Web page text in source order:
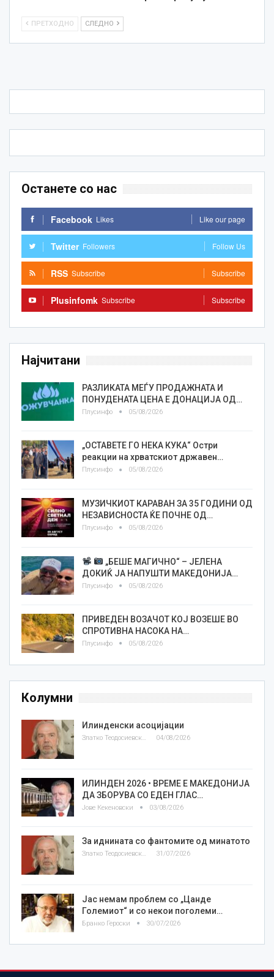
ПРЕТХОДНО СЛЕДНО
Останете со нас
Facebook Likes Like our page
Twitter Followers Follow Us
RSS Subscribe Subscribe
Plusinfomk Subscribe Subscribe
Најчитани
РАЗЛИКАТА МЕЃУ ПРОДАЖНАТА И
ПОНУДЕНАТА ЦЕНА Е ДОНАЦИЈА ОД…
Плусинфо 05/08/2026
„ОСТАВЕТЕ ГО НЕКА КУКА“ Остри
реакции на хрватскиот државен…
Плусинфо 05/08/2026
МУЗИЧКИОТ КАРАВАН ЗА 35 ГОДИНИ ОД
НЕЗАВИСНОСТА ЌЕ ПОЧНЕ ОД…
Плусинфо 05/08/2026
„БЕШЕ МАГИЧНО“ – ЈЕЛЕНА
ДОКИЌ ЈА НАПУШТИ МАКЕДОНИЈА…
Плусинфо 05/08/2026
ПРИВЕДЕН ВОЗАЧОТ КОЈ ВОЗЕШЕ ВО
СПРОТИВНА НАСОКА НА…
Плусинфо 05/08/2026
Колумни
Илинденски асоцијации
Златко Теодосиевски 04/08/2026
ИЛИНДЕН 2026 • ВРЕМЕ Е МАКЕДОНИЈА
ДА ЗБОРУВА СО ЕДЕН ГЛАС…
Јове Кекеновски 03/08/2026
За иднината со фантомите од минатото
Златко Теодосиевски 31/07/2026
Јас немам проблем со „Цанде
Големиот“ и со некои поголеми…
Бранко Героски 30/07/2026